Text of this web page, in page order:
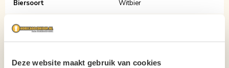
Deze website maakt gebruik van cookies
Biersoort Witbier
Inhoud
Verpakking Fust
Aantal per verpakking 1